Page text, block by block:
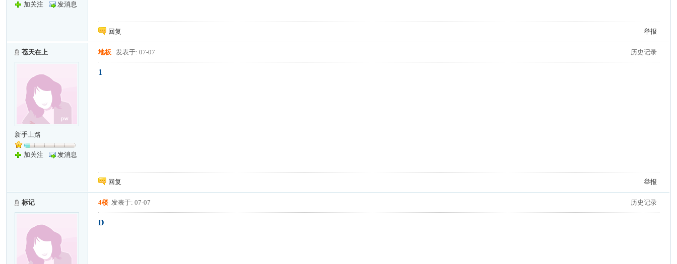
加关注 发消息
回复 举报
苍天在上
新手上路
加关注 发消息
历史记录
地板 发表于: 07-07
1
回复 举报
标记 历史记录
4楼 发表于: 07-07
D